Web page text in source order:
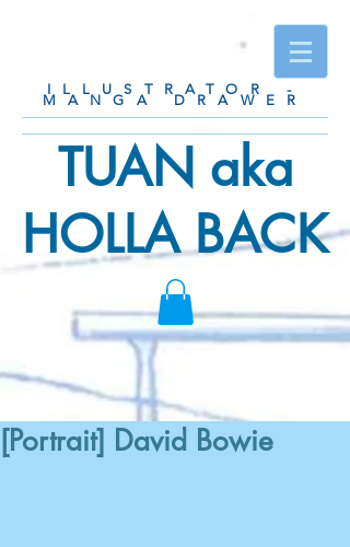
ILLUSTRATOR -
MANGA DRAWER
TUAN aka
HOLLA BACK
[Portrait] David Bowie